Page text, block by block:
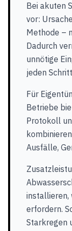
Bei akuten
vor:
Methode –
Dadurch
unnötige
jeden
Für
Betriebe
Protokoll
Ausfälle,
installieren,
erfordern.
Starkregen